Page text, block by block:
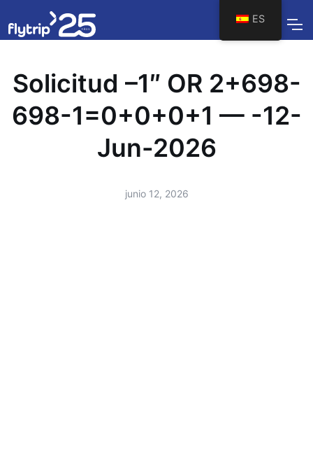
Solicitud –1″ OR 2+698-
698-1=0+0+0+1 — -12-
Jun-2026
junio 12, 2026
ES